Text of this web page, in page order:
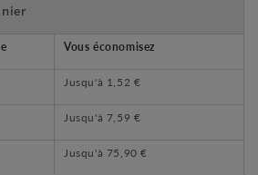
Vous économisez
Jusqu'à 1,52 €
Jusqu'à 7,59 €
Jusqu'à 75,90 €